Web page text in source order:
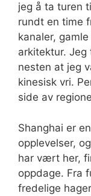
jeg å ta turen
rundt en time
kanaler,
arkitektur.
nesten at jeg
kinesisk vri.
side av
Shanghai er
opplevelser,
har vært her,
oppdage. Fra
fredelige